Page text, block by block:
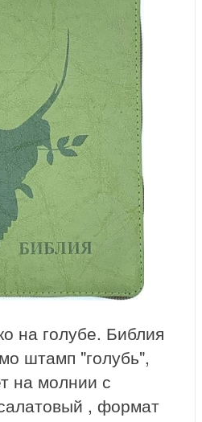
на голубе. Библия
штамп "голубь",
на молнии с
, формат